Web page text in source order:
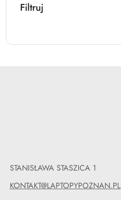
Filtruj
STANISŁAWA STASZICA 1
KONTAKT@LAPTOPYPOZNAN.PL